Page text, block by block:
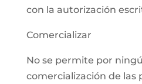
con la autorización
Comercializar
No se permite por
comercialización de las